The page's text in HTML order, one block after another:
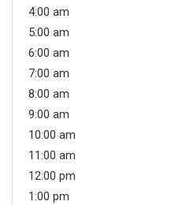
4:00 am
5:00 am
6:00 am
7:00 am
8:00 am
9:00 am
10:00 am
11:00 am
12:00 pm
1:00 pm